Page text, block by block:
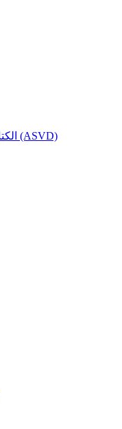
الكتاب المقدس ترجمة فانديك وسميث (ASVD)